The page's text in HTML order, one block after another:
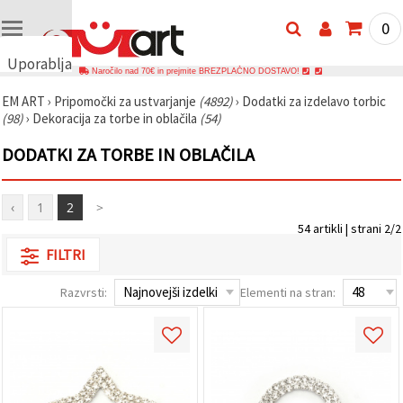
Uporabljamo
🍪
Uporabljamo
podobne
tehnologije,
da
zagotovimo
pravilno
delovanje
mesta,
izboljšamo
uporabniško
izkušnjo ter
0
Naročilo nad 70€ in prejmite BREZPLAČNO DOSTAVO!
EM ART › Pripomočki za ustvarjanje (4892)› Dodatki za izdelavo torbic
(98)› Dekoracija za torbe in oblačila (54)
DODATKI ZA TORBE IN OBLAČILA
‹ 1 2 >
54 artikli | strani 2/2
FILTRI
Razvrsti: Elementi na stran: